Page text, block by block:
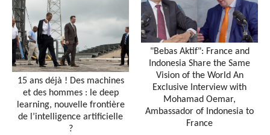
15 ans déjà ! Des machines
et des hommes : le deep
learning, nouvelle frontière
de l’intelligence artificielle
?
"Bebas Aktif": France and
Indonesia Share the Same
Vision of the World An
Exclusive Interview with
Mohamad Oemar,
Ambassador of Indonesia to
France